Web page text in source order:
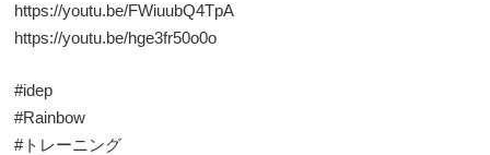
https://youtu.be/FWiuubQ4TpA
https://youtu.be/hge3fr50o0o
#idep
#Rainbow
#トレーニング